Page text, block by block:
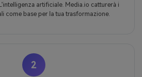
L'intelligenza artificiale. Media.io catturerà i
come base per la tua trasformazione.
2